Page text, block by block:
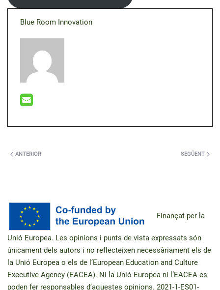
Blue Room Innovation
ANTERIOR SEGÜENT
Finançat per la
Unió Europea. Les opinions i punts de vista expressats són
únicament dels autors i no reflecteixen necessàriament els de
la Unió Europea o els de l’European Education and Culture
Executive Agency (EACEA). Ni la Unió Europea ni l’EACEA es
poden fer responsables d’aquestes opinions. 2021-1-ES01-